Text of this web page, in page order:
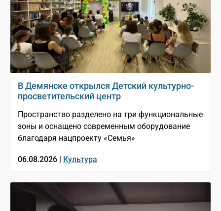
В Демянске открылся Детский культурно-
просветительский центр
Пространство разделено на три функциональные
зоны и оснащено современным оборудование
благодаря нацпроекту «Семья»
06.08.2026 | Культура